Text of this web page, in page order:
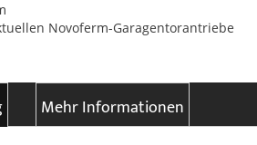
Novoferm-Garagentorantriebe
Mehr Informationen